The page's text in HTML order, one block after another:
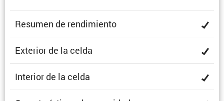
Resumen de rendimiento
Exterior de la celda
Interior de la celda